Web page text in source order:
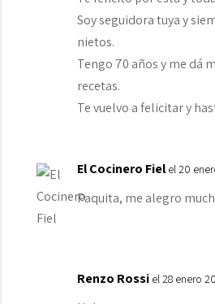
Soy seguidora tuya y
nietos.
Tengo 70 años y me dá
recetas.
Te vuelvo a felicitar y
El Cocinero Fiel el 20
Paquita, me alegro
Renzo Rossi el 28 enero